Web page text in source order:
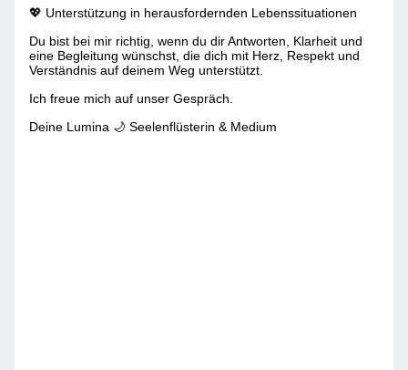
💖 Unterstützung in herausfordernden Lebenssituationen
Du bist bei mir richtig, wenn du dir Antworten, Klarheit und
eine Begleitung wünschst, die dich mit Herz, Respekt und
Verständnis auf deinem Weg unterstützt.
Ich freue mich auf unser Gespräch.
Deine Lumina 🌙 Seelenflüsterin & Medium